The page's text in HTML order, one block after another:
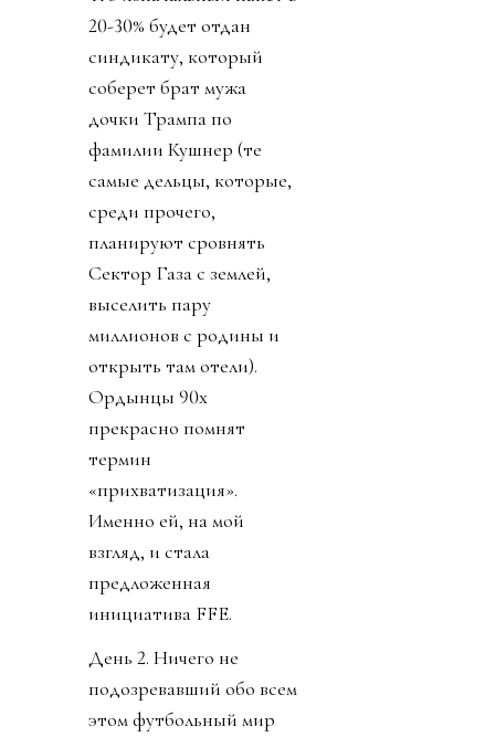
20-30% будет отдан
синдикату, который
соберет брат мужа
дочки Трампа по
фамилии Кушнер (те
самые дельцы, которые,
среди прочего,
планируют сровнять
Сектор Газа с землей,
выселить пару
миллионов с родины и
открыть там отели).
Ордынцы 90х
прекрасно помнят
термин
«прихватизация».
Именно ей, на мой
взгляд, и стала
предложенная
инициатива FFE.
День 2. Ничего не
подозревавший обо всем
этом футбольный мир